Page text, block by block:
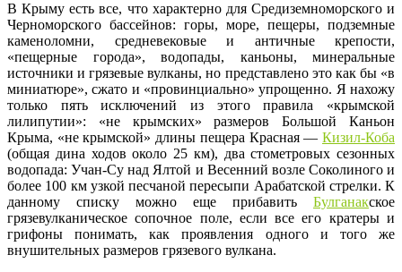
В Крыму есть все, что характерно для Средиземноморского и
Черноморского бассейнов: горы, море, пещеры, подземные
каменоломни, средневековые и античные крепости,
«пещерные города», водопады, каньоны, минеральные
источники и грязевые вулканы, но представлено это как бы «в
миниатюре», сжато и «провинциально» упрощенно. Я нахожу
только пять исключений из этого правила «крымской
лилипутии»: «не крымских» размеров Большой Каньон
Крыма, «не крымской» длины пещера Красная — Кизил-Коба
(общая дина ходов около 25 км), два стометровых сезонных
водопада: Учан-Су над Ялтой и Весенний возле Соколиного и
более 100 км узкой песчаной пересыпи Арабатской стрелки. К
данному списку можно еще прибавить Булганакское
грязевулканическое сопочное поле, если все его кратеры и
грифоны понимать, как проявления одного и того же
внушительных размеров грязевого вулкана.